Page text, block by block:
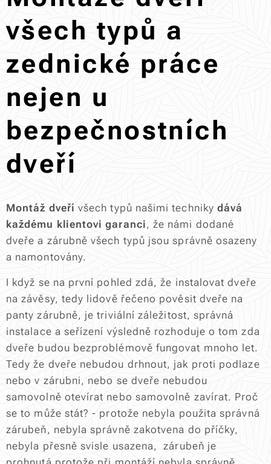
všech typů a
zednické práce
nejen u
bezpečnostních
dveří
Montáž dveří všech typů našimi technikydává
každému klientovi garanci, že námi dodané
dveře a zárubně všech typů jsou správně osazeny
a namontovány.
I když se na první pohled zdá, že instalovat dveře
na závěsy, tedy lidově řečeno pověsit dveře na
panty zárubně, je triviální záležitost, správná
instalace a seřízení výsledně rozhoduje o tom zda
dveře budou bezproblémově fungovat mnoho let.
Tedy že dveře nebudou drhnout, jak proti podlaze
nebo v zárubni, nebo se dveře nebudou
samovolně otevírat nebo samovolně zavírat. Proč
se to může stát? - protože nebyla použita správná
zárubeň, nebyla správně zakotvena do příčky,
nebyla přesně svisle usazena, zárubeň je